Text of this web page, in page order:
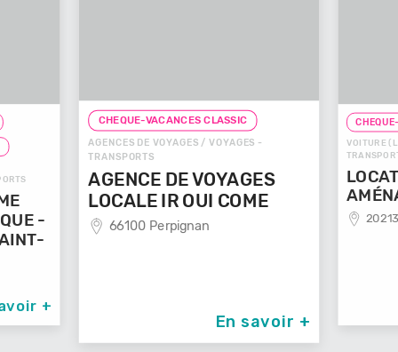
-
+
CHEQUE-VACANCES CLASSIC
AGENCES DE VOYAGES / VOYAGES -
TRANSPORTS
AGENCE DE VOYAGES
LOCALE IR OUI COME
66100 Perpignan
En savoir +
VOITURE